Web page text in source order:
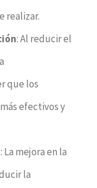
realizar.
: Al reducir el
que los
efectivos y
: La mejora en la
la